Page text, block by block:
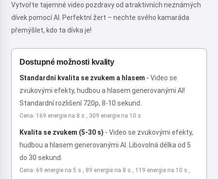
Vytvořte tajemné video pozdravy od atraktivních neznámých
dívek pomocí AI. Perfektní žert – nechte svého kamaráda
přemýšlet, kdo ta dívka je!
Dostupné možnosti kvality
Standardní kvalita se zvukem a hlasem - Video se
zvukovými efekty, hudbou a hlasem generovanými AI!
Standardní rozlišení 720p, 8-10 sekund.
Cena: 169 energie na 8 s , 309 energie na 10 s
Kvalita se zvukem (5-30 s) - Video se zvukovými efekty,
hudbou a hlasem generovanými AI. Libovolná délka od 5
do 30 sekund.
Cena: 69 energie na 5 s , 89 energie na 8 s , 119 energie na 10 s ,